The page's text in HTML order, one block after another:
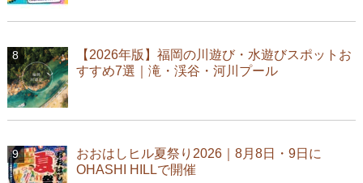
【2026年版】福岡の川遊び・水遊びスポットお
すすめ7選｜滝・渓谷・河川プール
おおはしヒル夏祭り2026｜8月8日・9日に
OHASHI HILLで開催